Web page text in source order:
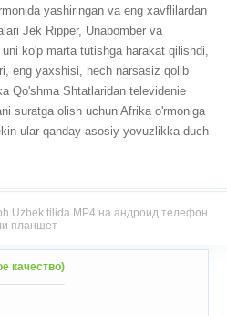
yashiringan va eng xavflilardan
Jek Ripper, Unabomber va
ko'p marta tutishga harakat qilishdi,
eng yaxshisi, hech narsasiz qolib
Qo'shma Shtatlaridan televidenie
suratga olish uchun Afrika o'rmoniga
ular qanday asosiy yovuzlikka duch
Uzbek tilida MP4 на андроид телефон
планшет
качество)